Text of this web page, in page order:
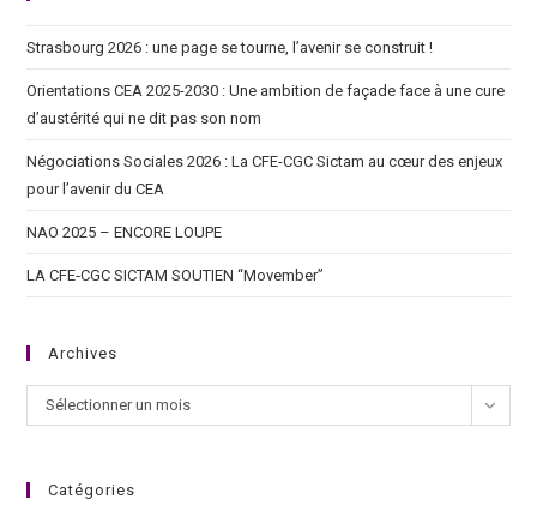
Strasbourg 2026 : une page se tourne, l’avenir se construit !
Orientations CEA 2025-2030 : Une ambition de façade face à une cure
d’austérité qui ne dit pas son nom
Négociations Sociales 2026 : La CFE-CGC Sictam au cœur des enjeux
pour l’avenir du CEA
NAO 2025 – ENCORE LOUPE
LA CFE‑CGC SICTAM SOUTIEN “Movember”
Archives
Sélectionner un mois
Catégories